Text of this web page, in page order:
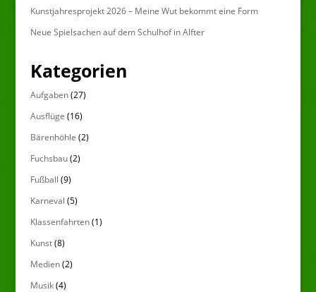
Kunstjahresprojekt 2026 – Meine Wut bekommt eine Form
Neue Spielsachen auf dem Schulhof in Alfter
Kategorien
Aufgaben(27)
Ausflüge (16)
Bärenhöhle (2)
Fuchsbau(2)
Fußball (9)
Karneval (5)
Klassenfahrten(1)
Kunst(8)
Medien(2)
Musik(4)